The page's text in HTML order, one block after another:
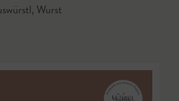
, Wurst